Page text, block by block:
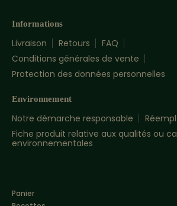
Informations
Livraison Retours
FAQ
Conditions générales de vente
Protection des données personnelles
Environnement
Notre démarche responsable
Fiche produit relative aux qualités ou
environnementales
Panier